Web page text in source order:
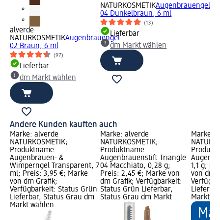
alverde
NATURKOSMETIKAugenbrauengel
02 Braun, 6 ml
(97)
Lieferbar
dm Markt wählen
NATURKOSMETIKAugenbrauengel
04 Dunkelbraun, 6 ml
(13)
Lieferbar
dm Markt wählen
Andere Kunden kauften auch
Marke: alverde
NATURKOSMETIK;
Produktname:
Augenbrauen- &
Wimperngel Transparent, 7
ml; Preis: 3,95 €; Marke
von dm Grafik;
Verfügbarkeit: Status Grün
Lieferbar, Status Grau dm
Markt wählen
Marke: alverde
NATURKOSMETIK;
Produktname:
Augenbrauenstift Triangle
04 Macchiato, 0,28 g;
Preis: 2,45 €; Marke von
dm Grafik; Verfügbarkeit:
Status Grün Lieferbar,
Status Grau dm Markt
Marke:
1,1 g;
von dm
Markt